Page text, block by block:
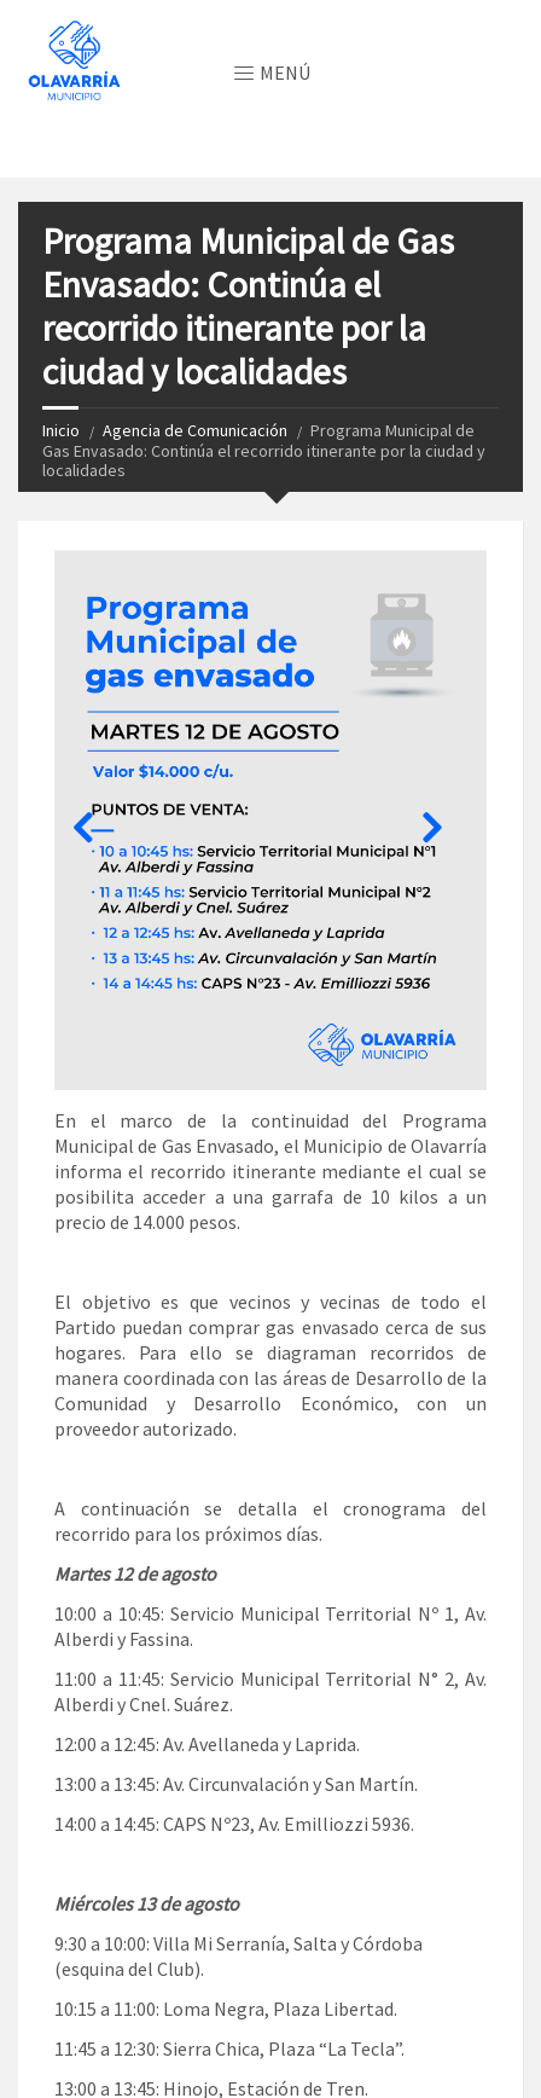
MENÚ
Programa Municipal de Gas
Envasado: Continúa el
recorrido itinerante por la
ciudad y localidades
Inicio Agencia de Comunicación
Programa Municipal de
Gas Envasado: Continúa el recorrido itinerante por la ciudad y
localidades
En el marco de la continuidad del Programa
Municipal de Gas Envasado, el Municipio de Olavarría
informa el recorrido itinerante mediante el cual se
posibilita acceder a una garrafa de 10 kilos a un
precio de 14.000 pesos.
El objetivo es que vecinos y vecinas de todo el
Partido puedan comprar gas envasado cerca de sus
hogares. Para ello se diagraman recorridos de
manera coordinada con las áreas de Desarrollo de la
Comunidad y Desarrollo Económico, con un
proveedor autorizado.
A continuación se detalla el cronograma del
recorrido para los próximos días.
Martes 12 de agosto
10:00 a 10:45: Servicio Municipal Territorial Nº 1, Av.
Alberdi y Fassina.
11:00 a 11:45: Servicio Municipal Territorial N° 2, Av.
Alberdi y Cnel. Suárez.
12:00 a 12:45: Av. Avellaneda y Laprida.
13:00 a 13:45: Av. Circunvalación y San Martín.
14:00 a 14:45: CAPS Nº23, Av. Emilliozzi 5936.
Miércoles 13 de agosto
9:30 a 10:00: Villa Mi Serranía, Salta y Córdoba
(esquina del Club).
10:15 a 11:00: Loma Negra, Plaza Libertad.
11:45 a 12:30: Sierra Chica, Plaza “La Tecla”.
13:00 a 13:45: Hinojo, Estación de Tren.